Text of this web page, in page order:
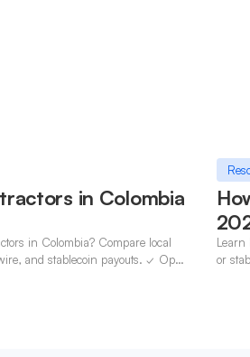
in Colombia
in Colombia? Compare local
and stablecoin payouts. ✓ Open
Learn
or